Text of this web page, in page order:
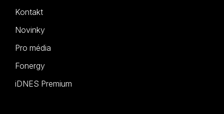
Kontakt
Novinky
Pro média
Fonergy
iDNES Premium